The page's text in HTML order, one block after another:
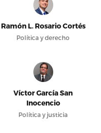
Ramón L. Rosario Cortés
Política y derecho
Víctor García San
Inocencio
Política y justicia